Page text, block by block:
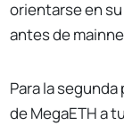
orientarse en
antes de
Para la
de MegaETH a